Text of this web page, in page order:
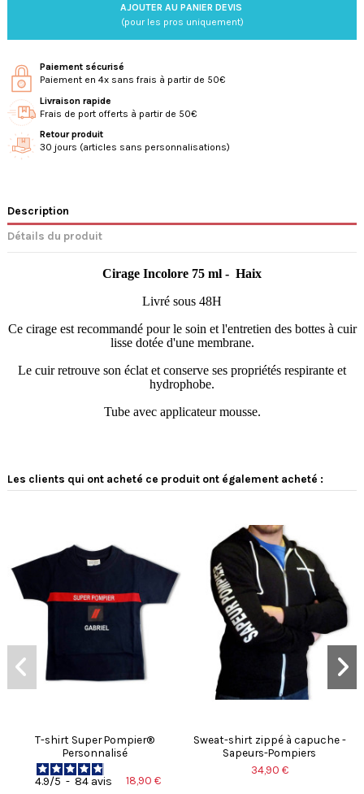
AJOUTER AU PANIER DEVIS
(pour les pros uniquement)
Paiement sécurisé
Paiement en 4x sans frais à partir de 50€
Livraison rapide
Frais de port offerts à partir de 50€
Retour produit
30 jours (articles sans personnalisations)
Description
Détails du produit
Cirage Incolore 75 ml - Haix
Livré sous 48H
Ce cirage est recommandé pour le soin et l'entretien des bottes à cuir
lisse dotée d'une membrane.
Le cuir retrouve son éclat et conserve ses propriétés respirante et
hydrophobe.
Tube avec applicateur mousse.
Les clients qui ont acheté ce produit ont également acheté :
T-shirt Super Pompier®
Personnalisé
4.9/5 - 84 avis 18,90 €
Sweat-shirt zippé à capuche -
Sapeurs-Pompiers
34,90 €